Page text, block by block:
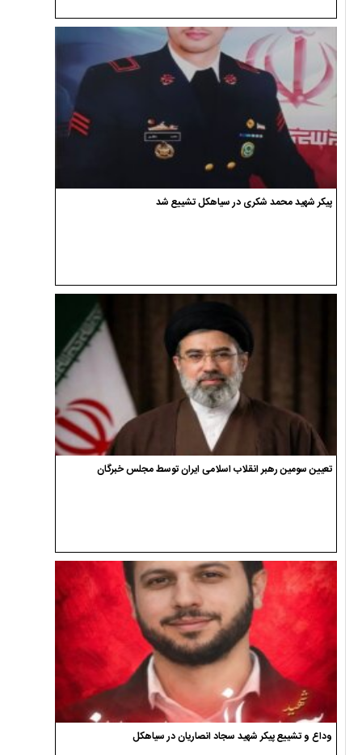
پیکر شهید محمد شکری در سیاهکل تشییع شد
تعیین سومین رهبر انقلاب اسلامی ایران توسط مجلس خبرگان
وداع و تشییع پیکر شهید سجاد انصاریان در سیاهکل